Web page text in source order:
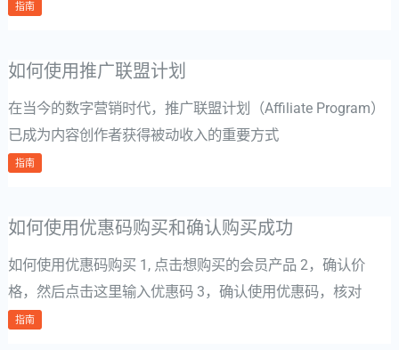
指南
如何使用推广联盟计划
在当今的数字营销时代，推广联盟计划（Affiliate Program）
已成为内容创作者获得被动收入的重要方式
指南
如何使用优惠码购买和确认购买成功
如何使用优惠码购买 1, 点击想购买的会员产品 2，确认价
格，然后点击这里输入优惠码 3，确认使用优惠码，核对
指南